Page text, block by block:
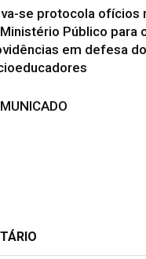
se protocola ofícios
Público para
em defesa